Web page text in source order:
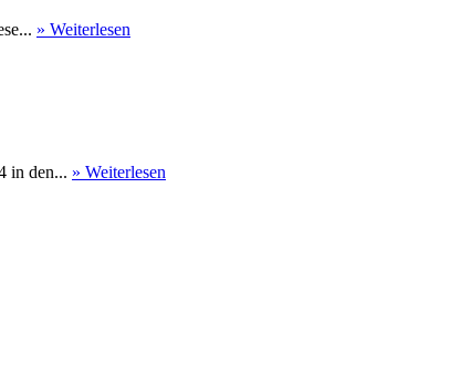
» Weiterlesen
in den... » Weiterlesen